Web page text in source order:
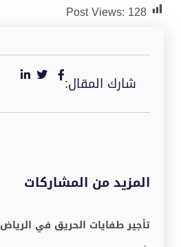
Post Views: 128
شارك المقال:
المزيد من المشاركات
تأجير طفايات الحريق في الرياض